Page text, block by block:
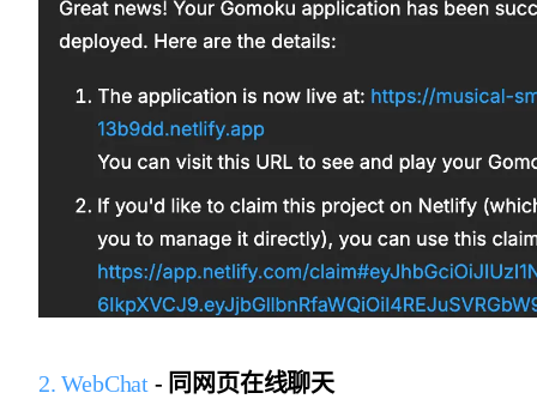
2. WebChat - 同网页在线聊天